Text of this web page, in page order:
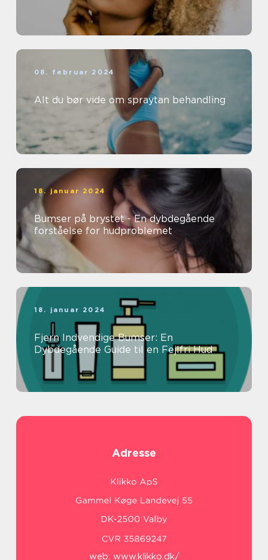
08. februar 2024
Alt du bør vide om spraytan behandling
18. januar 2024
Bumser på brystet - En dybdegående
forståelse for hudproblemet
18. januar 2024
Fjern Indvendige Bumser: En
Dybdegående Guide til en Fejlfri Hud
Adresse
web: www.klikko.dk/